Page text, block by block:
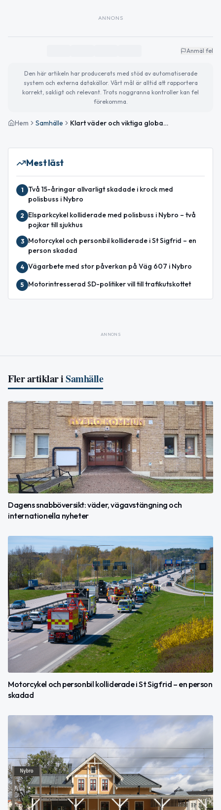
ANNONS
Anmäl fel
Den här artikeln har producerats med stöd av automatiserade
system och externa datakällor. Vårt mål är alltid att rapportera
korrekt, sakligt och relevant. Trots noggranna kontroller kan fel
förekomma.
Hem Samhälle Klart väder och viktiga globala nyheter att följa
Mest läst
1
Två 15-åringar allvarligt skadade i krock med
polisbuss i Nybro
2
Elsparkcykel kolliderade med polisbuss i Nybro – två
pojkar till sjukhus
3
Motorcykel och personbil kolliderade i St Sigfrid – en
person skadad
4 Vägarbete med stor påverkan på Väg 607 i Nybro
5 Motorintresserad SD-politiker vill till trafikutskottet
ANNONS
Fler artiklar iSamhälle
Dagens snabböversikt: väder, vägavstängning och
internationella nyheter
Motorcykel och personbil kolliderade i St Sigfrid – en person
skadad